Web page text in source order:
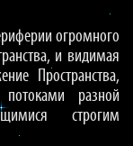
огромного
и видимая
Пространства,
разной
строгим